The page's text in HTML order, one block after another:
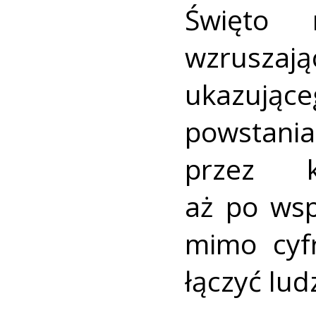
Święto
przez
aż po
mimo
łączyć